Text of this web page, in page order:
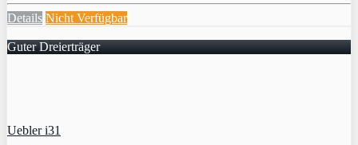
Details Nicht Verfügbar
Guter Dreierträger
Uebler i31